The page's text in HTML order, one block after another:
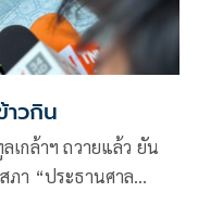
าวกิน
เกล้าฯ ถวายแล้ว ยัน
ภา “ประธานศาล